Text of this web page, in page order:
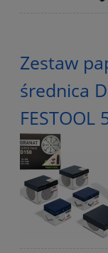
Zestaw
średnica
FESTOOL